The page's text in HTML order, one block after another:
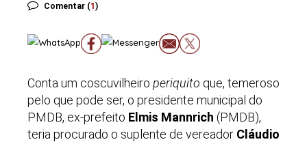
Comentar (1)
Conta um coscuvilheiro periquito que, temeroso
pelo que pode ser, o presidente municipal do
PMDB, ex-prefeito Elmis Mannrich (PMDB),
teria procurado o suplente de vereador Cláudio